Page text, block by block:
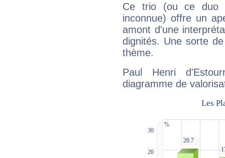
Ce trio (ou ce duo
inconnue) offre un
amont d'une
dignités. Une sorte
thème.
Paul Henri
diagramme de